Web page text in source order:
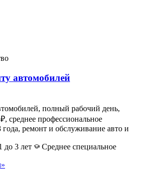
автомобилей
полный рабочий день,
среднее профессиональное
ремонт и обслуживание авто и
до 3 лет
Среднее специальное